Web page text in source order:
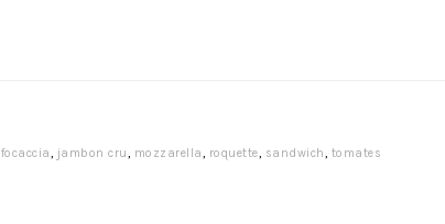
focaccia, jambon cru, mozzarella, roquette, sandwich, tomates